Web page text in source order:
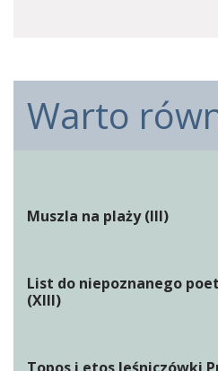
Warto
Muszla na plaży (III)
List do niepoznanego
(XIII)